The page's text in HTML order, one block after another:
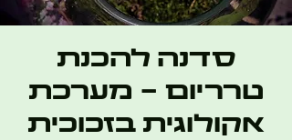
סדנה להכנת
טרריום - מערכת
אקולוגית בזכוכית